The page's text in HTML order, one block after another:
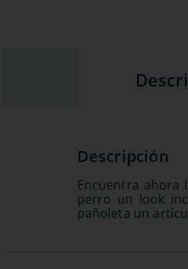
Encuentra ahora
perro un look
pañoleta un